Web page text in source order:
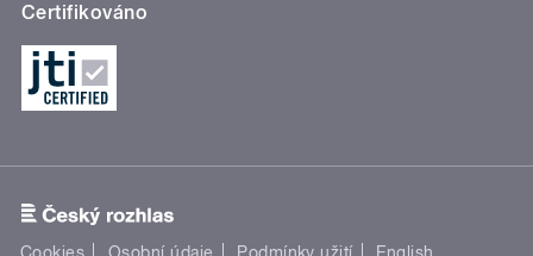
Certifikováno
Cookies Osobní údaje Podmínky užití English